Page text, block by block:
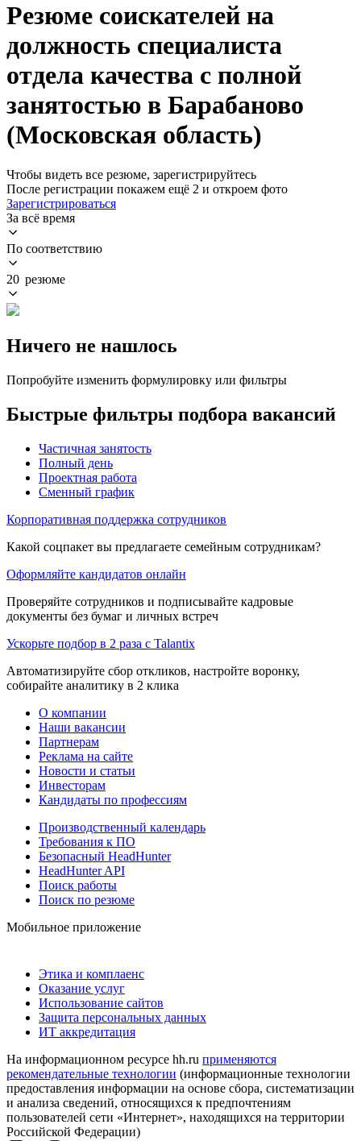
Резюме соискателей на
должность специалиста
отдела качества с полной
занятостью в Барабаново
(Московская область)
Чтобы видеть все резюме, зарегистрируйтесь
После регистрации покажем ещё 2 и откроем фото
Зарегистрироваться
За всё время
По соответствию
20 резюме
Ничего не нашлось
Попробуйте изменить формулировку или фильтры
Быстрые фильтры подбора вакансий
Частичная занятость
Полный день
Проектная работа
Сменный график
Корпоративная поддержка сотрудников
Какой соцпакет вы предлагаете семейным сотрудникам?
Оформляйте кандидатов онлайн
Проверяйте сотрудников и подписывайте кадровые
документы без бумаг и личных встреч
Ускорьте подбор в 2 раза с Talantix
Автоматизируйте сбор откликов, настройте воронку,
собирайте аналитику в 2 клика
О компании
Наши вакансии
Партнерам
Реклама на сайте
Новости и статьи
Инвесторам
Кандидаты по профессиям
Производственный календарь
Требования к ПО
Безопасный HeadHunter
HeadHunter API
Поиск работы
Поиск по резюме
Мобильное приложение
Этика и комплаенс
Оказание услуг
Использование сайтов
Защита персональных данных
ИТ аккредитация
На информационном ресурсе hh.ru применяются
рекомендательные технологии (информационные технологии
предоставления информации на основе сбора, систематизации
и анализа сведений, относящихся к предпочтениям
пользователей сети «Интернет», находящихся на территории
Российской Федерации)